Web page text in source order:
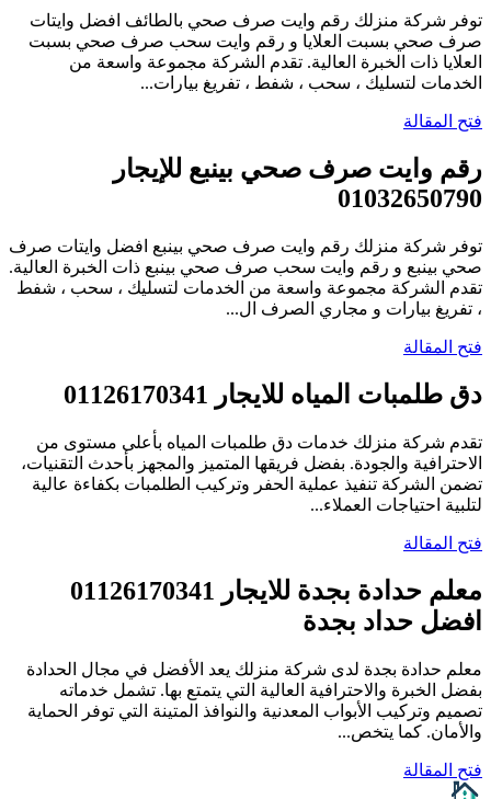
توفر شركة منزلك رقم وايت صرف صحي بالطائف افضل وايتات
صرف صحي بسبت العلايا و رقم وايت سحب صرف صحي بسبت
العلايا ذات الخبرة العالية. تقدم الشركة مجموعة واسعة من
الخدمات لتسليك ، سحب ، شفط ، تفريغ بيارات...
فتح المقالة
رقم وايت صرف صحي بينبع للإيجار
01032650790
توفر شركة منزلك رقم وايت صرف صحي بينبع افضل وايتات صرف
صحي بينبع و رقم وايت سحب صرف صحي بينبع ذات الخبرة العالية.
تقدم الشركة مجموعة واسعة من الخدمات لتسليك ، سحب ، شفط
، تفريغ بيارات و مجاري الصرف ال...
فتح المقالة
دق طلمبات المياه للايجار 01126170341
تقدم شركة منزلك خدمات دق طلمبات المياه بأعلى مستوى من
الاحترافية والجودة. بفضل فريقها المتميز والمجهز بأحدث التقنيات،
تضمن الشركة تنفيذ عملية الحفر وتركيب الطلمبات بكفاءة عالية
لتلبية احتياجات العملاء...
فتح المقالة
معلم حدادة بجدة للايجار 01126170341
افضل حداد بجدة
معلم حدادة بجدة لدى شركة منزلك يعد الأفضل في مجال الحدادة
بفضل الخبرة والاحترافية العالية التي يتمتع بها. تشمل خدماته
تصميم وتركيب الأبواب المعدنية والنوافذ المتينة التي توفر الحماية
والأمان. كما يتخص...
فتح المقالة